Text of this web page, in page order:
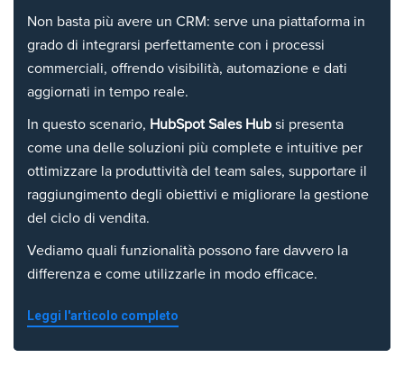
Non basta più avere un CRM: serve una piattaforma in
grado di integrarsi perfettamente con i processi
commerciali, offrendo visibilità, automazione e dati
aggiornati in tempo reale.
In questo scenario, HubSpot Sales Hub si presenta
come una delle soluzioni più complete e intuitive per
ottimizzare la produttività del team sales, supportare il
raggiungimento degli obiettivi e migliorare la gestione
del ciclo di vendita.
Vediamo quali funzionalità possono fare davvero la
differenza e come utilizzarle in modo efficace.
Leggi l'articolo completo